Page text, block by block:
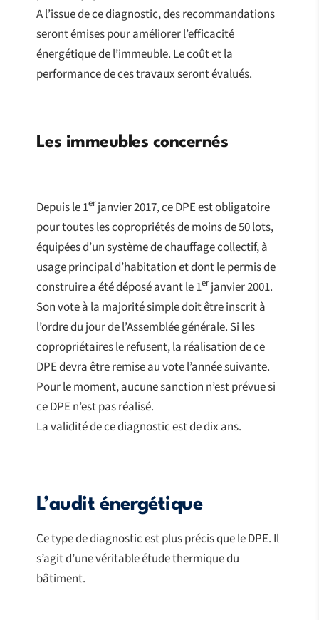
A l’issue de ce diagnostic, des recommandations
seront émises pour améliorer l’efficacité
énergétique de l’immeuble. Le coût et la
performance de ces travaux seront évalués.
Les immeubles concernés
Depuis le 1erjanvier 2017, ce DPE est obligatoire
pour toutes les copropriétés de moins de 50 lots,
équipées d’un système de chauffage collectif, à
usage principal d’habitation et dont le permis de
construire a été déposé avant le 1erjanvier 2001.
Son vote à la majorité simple doit être inscrit à
l’ordre du jour de l’Assemblée générale. Si les
copropriétaires le refusent, la réalisation de ce
DPE devra être remise au vote l’année suivante.
Pour le moment, aucune sanction n’est prévue si
ce DPE n’est pas réalisé.
La validité de ce diagnostic est de dix ans.
L’audit énergétique
Ce type de diagnostic est plus précis que le DPE. Il
s’agit d’une véritable étude thermique du
bâtiment.